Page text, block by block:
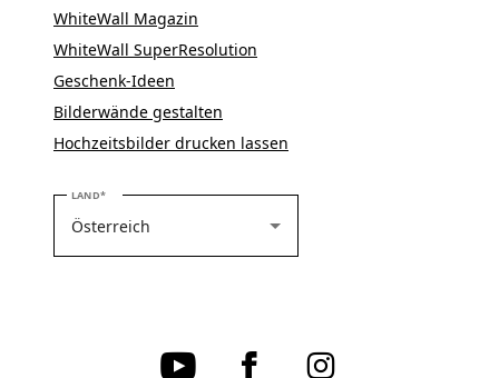
WhiteWall Magazin
WhiteWall SuperResolution
Geschenk-Ideen
Bilderwände gestalten
Hochzeitsbilder drucken lassen
LANDBITTE WÄHLEN SIE IHR LAND